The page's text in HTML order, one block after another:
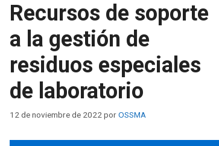
Recursos de soporte
a la gestión de
residuos especiales
de laboratorio
12 de noviembre de 2022 porOSSMA